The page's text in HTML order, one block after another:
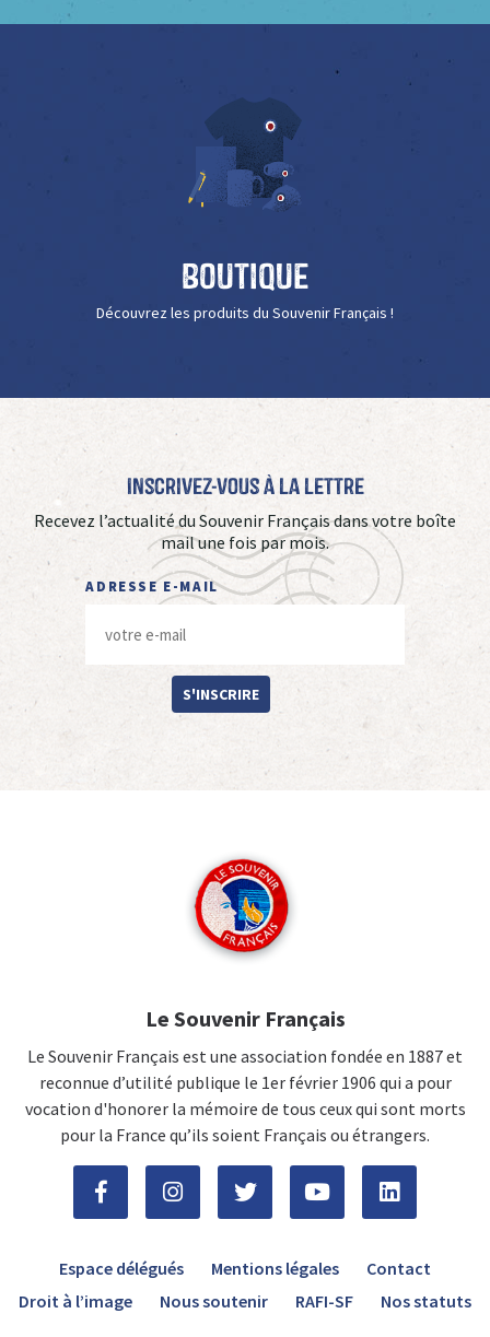
Boutique
Découvrez les produits du Souvenir Français !
Inscrivez-vous à La Lettre
Recevez l’actualité du Souvenir Français dans votre boîte
mail une fois par mois.
ADRESSE E-MAIL
S'INSCRIRE
Le Souvenir Français
Le Souvenir Français est une association fondée en 1887 et
reconnue d’utilité publique le 1er février 1906 qui a pour
vocation d'honorer la mémoire de tous ceux qui sont morts
pour la France qu’ils soient Français ou étrangers.
Espace délégués Mentions légales
Contact
Droit à l’image
Nous soutenir RAFI-SF Nos statuts